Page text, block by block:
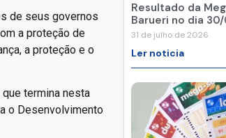
de seus governos
a proteção de
a proteção e o
termina nesta
o Desenvolvimento
Resultado da
Barueri no dia
31 de julho de 2026
Ler noticia